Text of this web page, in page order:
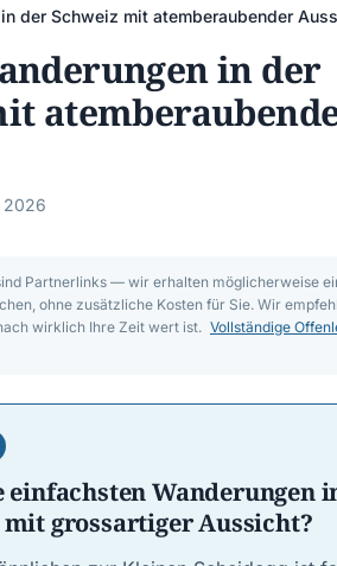
der Schweiz mit atemberaubender
in der
2026
Partnerlinks — wir erhalten möglicherweise
ohne zusätzliche Kosten für Sie. Wir
wirklich Ihre Zeit wert ist. Vollständige
einfachsten Wanderungen
mit grossartiger Aussicht?